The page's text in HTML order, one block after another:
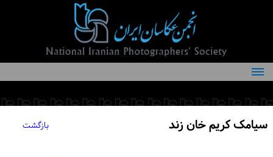
درباره انجمن
کمیته‌های انجمن
اعضاء انجمنسیامک کریم خان زند بازگشت